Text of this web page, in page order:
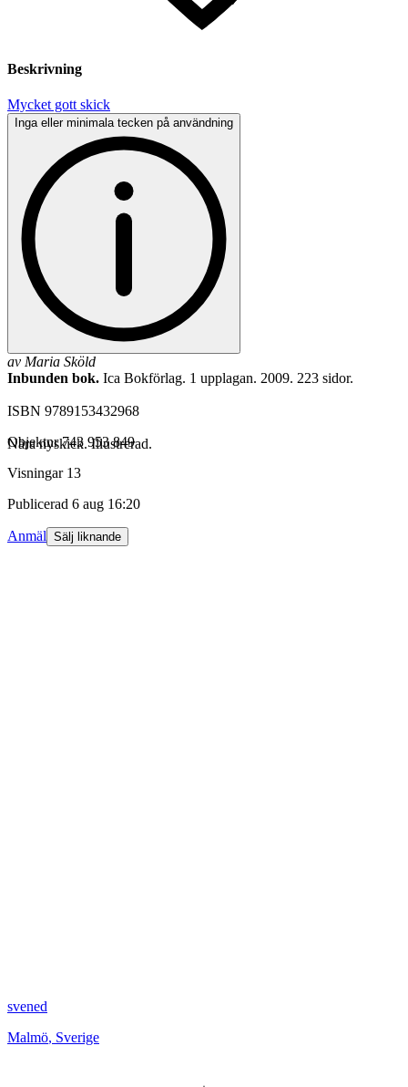
Beskrivning
Mycket gott skick
Inga eller minimala tecken på användning
av Maria Sköld
Inbunden bok. Ica Bokförlag. 1 upplagan. 2009. 223 sidor.
ISBN 9789153432968
Nära nyskick. Illustrerad.
Objektnr 743 953 849
Visningar 13
Publicerad 6 aug 16:20
Anmäl Sälj liknande
svened
Malmö, Sverige